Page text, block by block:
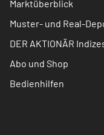
Marktüberblick
Muster- und Real-
DER AKTIONÄR
Abo und Shop
Bedienhilfen